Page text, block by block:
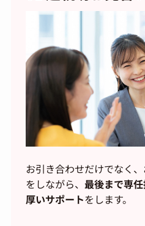
お引き合わせだけでなく
をしながら、最後まで専
厚いサポートをします。